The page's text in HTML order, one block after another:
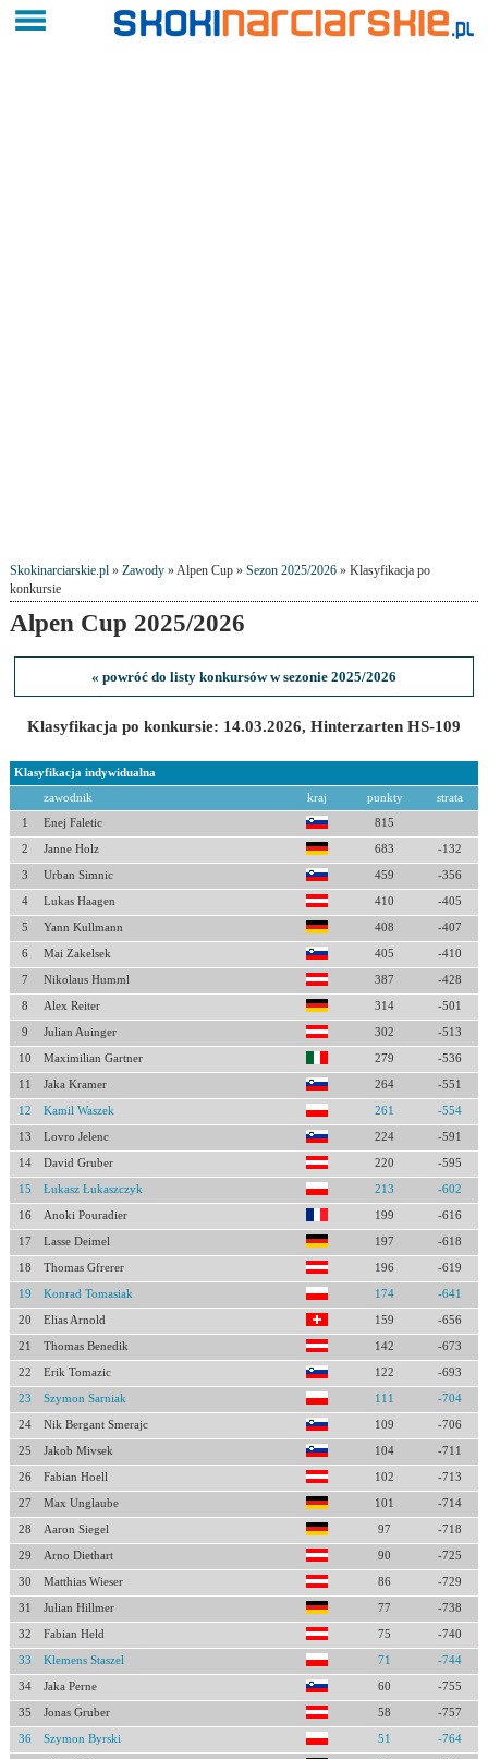
Skokinarciarskie.pl» Zawody» Alpen Cup » Sezon 2025/2026» Klasyfikacja po
konkursie
Alpen Cup 2025/2026
« powróć do listy konkursów w sezonie 2025/2026
Klasyfikacja po konkursie: 14.03.2026, Hinterzarten HS-109
Klasyfikacja indywidualna
zawodnik kraj punkty strata
1 Enej Faletic 815
2 Janne Holz 683 -132
3 Urban Simnic 459 -356
4 Lukas Haagen 410 -405
5 Yann Kullmann 408 -407
6 Mai Zakelsek 405 -410
7 Nikolaus Humml 387 -428
8 Alex Reiter 314 -501
9 Julian Auinger 302 -513
10 Maximilian Gartner 279 -536
11 Jaka Kramer 264 -551
12 Kamil Waszek 261 -554
13 Lovro Jelenc 224 -591
14 David Gruber 220 -595
15 Łukasz Łukaszczyk 213 -602
16 Anoki Pouradier 199 -616
17 Lasse Deimel 197 -618
18 Thomas Gfrerer 196 -619
19 Konrad Tomasiak 174 -641
20 Elias Arnold 159 -656
21 Thomas Benedik 142 -673
22 Erik Tomazic 122 -693
23 Szymon Sarniak 111 -704
24 Nik Bergant Smerajc 109 -706
25 Jakob Mivsek 104 -711
26 Fabian Hoell 102 -713
27 Max Unglaube 101 -714
28 Aaron Siegel 97 -718
29 Arno Diethart 90 -725
30 Matthias Wieser 86 -729
31 Julian Hillmer 77 -738
32 Fabian Held 75 -740
33 Klemens Staszel 71 -744
34 Jaka Perne 60 -755
35 Jonas Gruber 58 -757
36 Szymon Byrski 51 -764